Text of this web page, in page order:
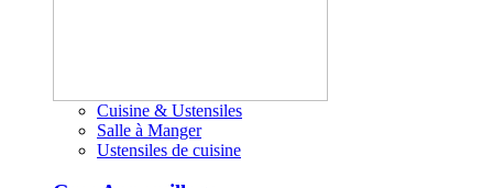
Cuisine & Ustensiles
Salle à Manger
Ustensiles de cuisine